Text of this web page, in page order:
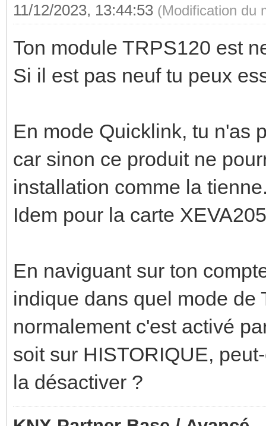
11/12/2023, 13:44:53 (Modification du
Ton module TRPS120 est
Si il est pas neuf tu peux
En mode Quicklink, tu n'as
car sinon ce produit ne
installation comme la
Idem pour la carte
En naviguant sur ton
indique dans quel mode de
normalement c'est activé
soit sur HISTORIQUE,
la désactiver ?